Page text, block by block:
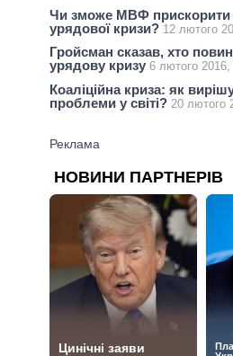
Чи зможе МВФ прискорити
урядової кризи? 12 лютого
Гройсман сказав, хто
урядову кризу 6 лютого 2016,
Коаліційна криза: як
проблеми у світі? 20 лютого